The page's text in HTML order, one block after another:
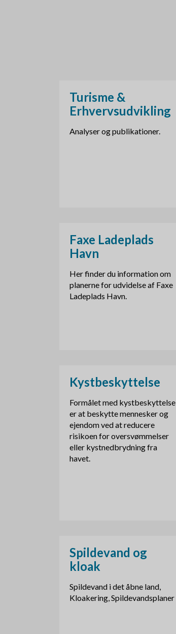
m
m
Turisme &
Erhvervsudvikling
Analyser og publikationer.
Faxe Ladeplads
Havn
Her finder du information om
planerne for udvidelse af Faxe
Ladeplads Havn.
Kystbeskyttelse
Formålet med kystbeskyttelse
er at beskytte mennesker og
ejendom ved at reducere
risikoen for oversvømmelser
eller kystnedbrydning fra
havet.
Spildevand og
kloak
Spildevand i det åbne land,
Kloakering, Spildevandsplaner